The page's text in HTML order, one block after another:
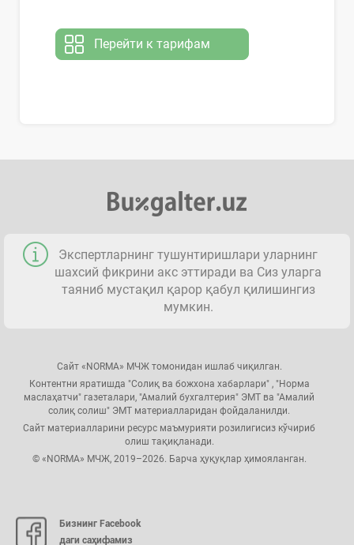
Перейти к тарифам
Экспертларнинг тушунтиришлари уларнинг
шахсий фикрини акс эттиради ва Сиз уларга
таяниб мустақил қарор қабул қилишингиз
мумкин.
Сайт «NORMA» МЧЖ томонидан ишлаб чиқилган.
Контентни яратишда "Солиқ ва божхона хабарлари" , "Норма
маслаҳатчи" газеталари, "Амалий бухгалтерия" ЭМТ ва "Амалий
солиқ солиш" ЭМТ материалларидан фойдаланилди.
Сайт материалларини ресурс маъмурияти розилигисиз кўчириб
олиш тақиқланади.
© «NORMA» МЧЖ, 2019–2026. Барча ҳуқуқлар ҳимояланган.
Бизнинг Facebook
даги саҳифамиз